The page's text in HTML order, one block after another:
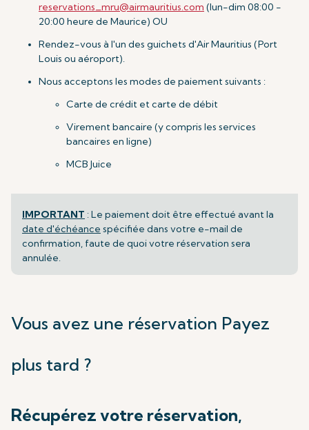
reservations_mru@airmauritius.com (lun-dim 08:00 -
20:00 heure de Maurice) OU
Rendez-vous à l'un des guichets d'Air Mauritius (Port
Louis ou aéroport).
Nous acceptons les modes de paiement suivants :
Carte de crédit et carte de débit
Virement bancaire (y compris les services
bancaires en ligne)
MCB Juice
IMPORTANT : Le paiement doit être effectué avant la
date d'échéance spécifiée dans votre e-mail de
confirmation, faute de quoi votre réservation sera
annulée.
Vous avez une réservation Payez
plus tard ?
Récupérez votre réservation,